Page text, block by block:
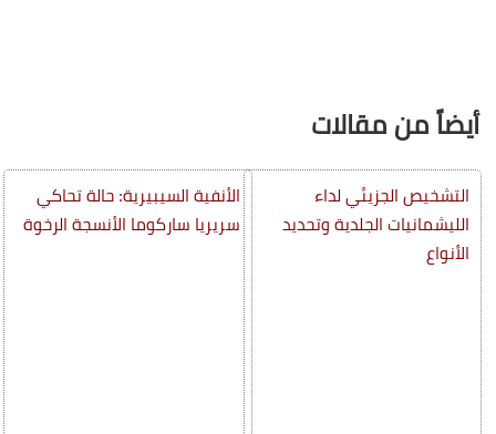
أيضاً من مقالات
التشخيص الجزيئي لداء
الليشمانيات الجلدية وتحديد
الأنواع
الأنفية السيبيرية: حالة تحاكي
سريريا ساركوما الأنسجة الرخوة